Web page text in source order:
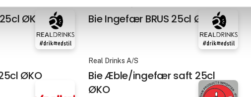
ØKO
Real Drinks A/S
Bie Ingefær BRUS 25cl ØKO
ØKO
Real Drinks A/S
Bie Æble/ingefær saft 25cl
ØKO